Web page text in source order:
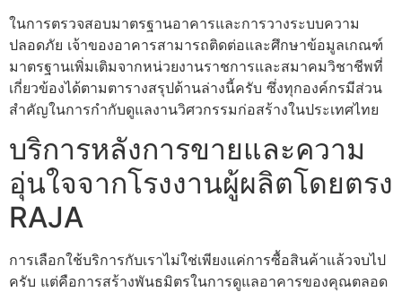
ในการตรวจสอบมาตรฐานอาคารและการวางระบบความ
ปลอดภัย เจ้าของอาคารสามารถติดต่อและศึกษาข้อมูลเกณฑ์
มาตรฐานเพิ่มเติมจากหน่วยงานราชการและสมาคมวิชาชีพที่
เกี่ยวข้องได้ตามตารางสรุปด้านล่างนี้ครับ ซึ่งทุกองค์กรมีส่วน
สำคัญในการกำกับดูแลงานวิศวกรรมก่อสร้างในประเทศไทย
บริการหลังการขายและความ
อุ่นใจจากโรงงานผู้ผลิตโดยตรง
RAJA
การเลือกใช้บริการกับเราไม่ใช่เพียงแค่การซื้อสินค้าแล้วจบไป
ครับ แต่คือการสร้างพันธมิตรในการดูแลอาคารของคุณตลอด